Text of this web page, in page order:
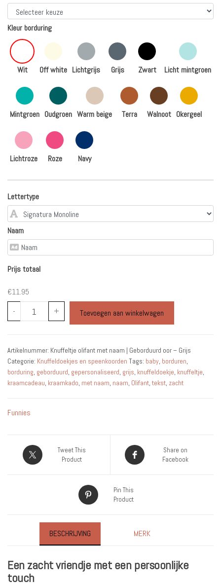
Kleur borduring
Wit Off white Lichtgrijs Grijs Zwart Licht mintgroen
Mintgroen Oudgroen Warm beige Terra Walnoot Okergeel
Lichtroze Roze Navy
Lettertype
Naam
Prijs totaal
€11.95
-
Knuffeltje
olifant
Geborduurd
oor
aantal
+ Toevoegen aan winkelwagen
Artikelnummer: Knuffeltje olifant met naam | Geborduurd oor – Grijs
Categorie: Knuffeldoekjes en speenkoorden Tags: baby, borduren,
borduring, geborduurd, gepersonaliseerd, grijs, knuffeldoekje, knuffeltje,
kraamcadeau, kraamkado, met naam, naam, Olifant,tekst, zacht
Funnies
Tweet This
Product
Share on
Facebook
Pin This
Product
BESCHRIJVING MERK
Een zacht vriendje met een persoonlijke
touch